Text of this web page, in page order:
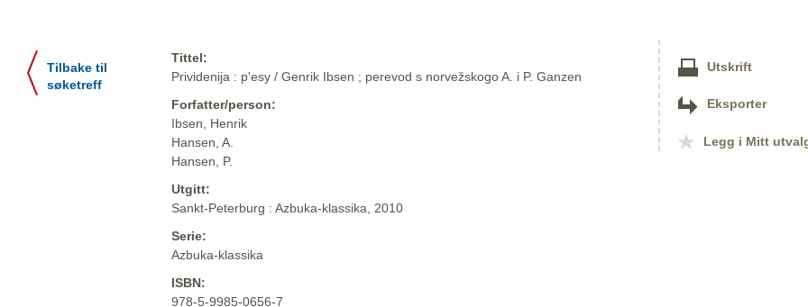
Tilbake til
søketreff
Tittel:
Prividenija : p'esy / Genrik Ibsen ; perevod s norvežskogo A. i P. Ganzen
Forfatter/person:
Ibsen, Henrik
Hansen, A.
Hansen, P.
Utgitt:
Sankt-Peterburg : Azbuka-klassika, 2010
Serie:
Azbuka-klassika
ISBN:
978-5-9985-0656-7
Utskrift
Eksporter
Legg i Mitt